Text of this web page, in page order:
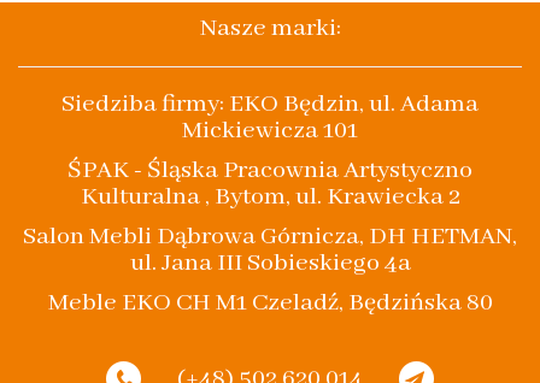
Nasze marki:
Siedziba firmy: EKO Będzin, ul. Adama
Mickiewicza 101
ŚPAK - Śląska Pracownia Artystyczno
Kulturalna , Bytom, ul. Krawiecka 2
Salon Mebli Dąbrowa Górnicza, DH HETMAN,
ul. Jana III Sobieskiego 4a
Meble EKO CH M1 Czeladź, Będzińska 80